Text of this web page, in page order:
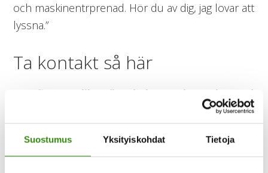
Suostumus Yksityiskohdat Tietoja
och maskinentrprenad. Hör du av dig, jag lovar att
lyssna.”
Ta kontakt så här
Det finns 3 olika sätt du kan ta kontakt med
Ring koordinator:vardagar kl. 9–16, tel